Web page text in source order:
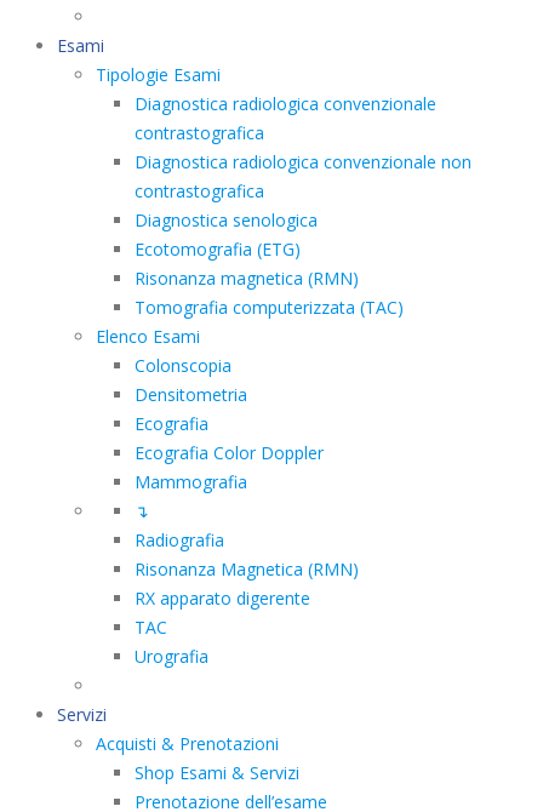
Esami
Tipologie Esami
Diagnostica radiologica convenzionale
contrastografica
Diagnostica radiologica convenzionale non
contrastografica
Diagnostica senologica
Ecotomografia (ETG)
Risonanza magnetica (RMN)
Tomografia computerizzata (TAC)
Elenco Esami
Colonscopia
Densitometria
Ecografia
Ecografia Color Doppler
Mammografia
↴
Radiografia
Risonanza Magnetica (RMN)
RX apparato digerente
TAC
Urografia
Servizi
Acquisti & Prenotazioni
Shop Esami & Servizi
Prenotazione dell’esame